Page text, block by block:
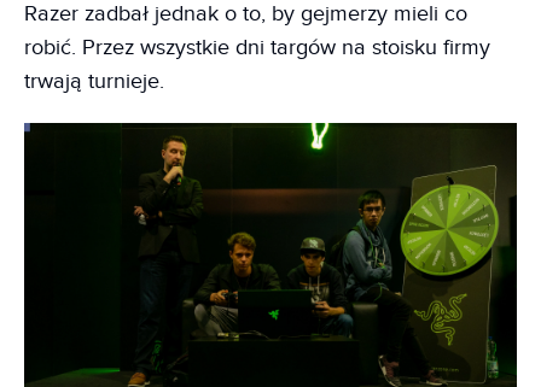
Razer zadbał jednak o to, by gejmerzy mieli co
robić. Przez wszystkie dni targów na stoisku firmy
trwają turnieje.